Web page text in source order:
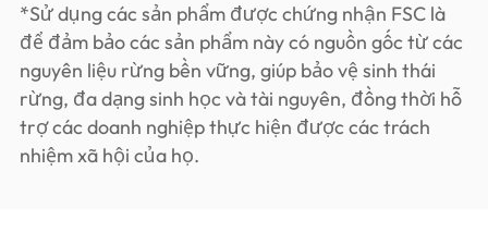
*Sử dụng các sản phẩm được chứng nhận FSC là
để đảm bảo các sản phẩm này có nguồn gốc từ các
nguyên liệu rừng bền vững, giúp bảo vệ sinh thái
rừng, đa dạng sinh học và tài nguyên, đồng thời hỗ
trợ các doanh nghiệp thực hiện được các trách
nhiệm xã hội của họ.